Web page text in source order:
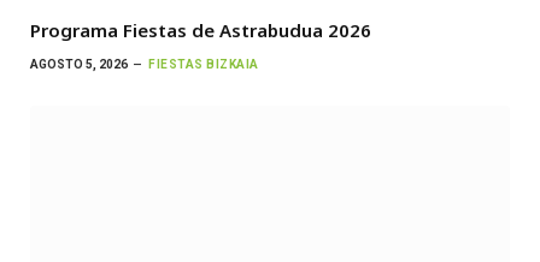
Programa Fiestas de Astrabudua 2026
AGOSTO 5, 2026 FIESTAS BIZKAIA